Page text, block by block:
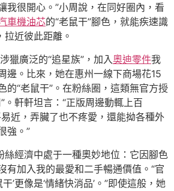
我很開心。”小周說，在同好圈內，看
車機油芯的“老鼠干”腳色，就能疾速識
拉近彼此距離。
獵廣泛的“追星族”，加入奧迪零件我
邊。比來，她在惠州一線下商場花15
的“老鼠干”。在粉絲圈，這類無官方授
。軒軒坦言：“正版周邊動輒上百
易近，弄臟了也不疼愛，還能拗各種外
強。”
絲經濟中處于一種奧妙地位：它因腳色
有加入我的最愛和二手暢通價值。“官
干’更像是‘情緒快消品’。”即使這般，她